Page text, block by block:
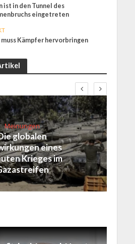
ist in den Tunnel des
eingetreten
muss Kämpfer hervorbringen
Meinungen
globalen
eines
Krieges im